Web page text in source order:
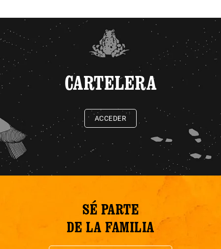
CARTELERA
ACCEDER
SÉ PARTE
DE LA FAMILIA